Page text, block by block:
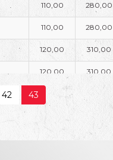
110,00 280,00
110,00 280,00
120,00 310,00
120,00 310,00
42 43